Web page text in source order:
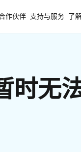
作伙伴 支持与服务 了
时无